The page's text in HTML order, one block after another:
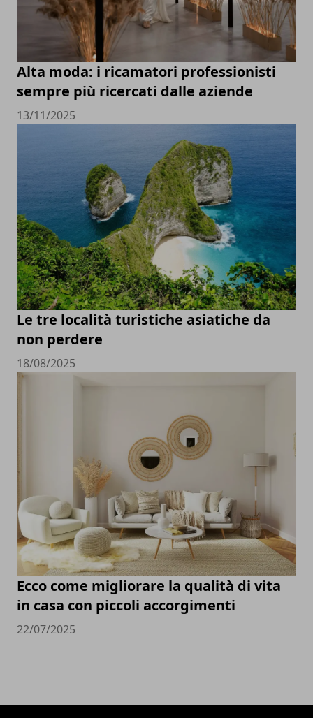
Alta moda: i ricamatori professionisti
sempre più ricercati dalle aziende
13/11/2025
Le tre località turistiche asiatiche da
non perdere
18/08/2025
Ecco come migliorare la qualità di vita
in casa con piccoli accorgimenti
22/07/2025